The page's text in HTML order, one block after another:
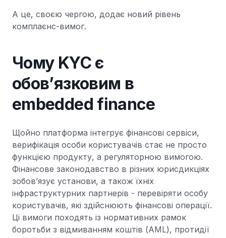
А це, своєю чергою, додає новий рівень
комплаєнс-вимог.
Чому KYC є
обов’язковим в
embedded finance
Щойно платформа інтегрує фінансові сервіси,
верифікація особи користувачів стає не просто
функцією продукту, а регуляторною вимогою.
Фінансове законодавство в різних юрисдикціях
зобов’язує установи, а також їхніх
інфраструктурних партнерів - перевіряти особу
користувачів, які здійснюють фінансові операції.
Ці вимоги походять із нормативних рамок
боротьби з відмиванням коштів (AML), протидії